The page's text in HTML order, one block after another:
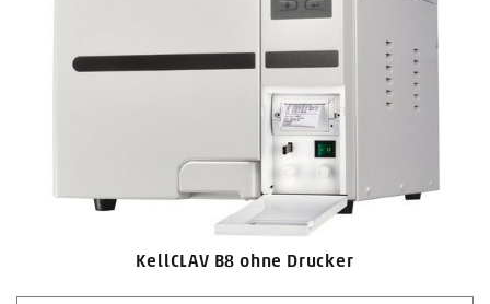
KellCLAV B8 ohne Drucker